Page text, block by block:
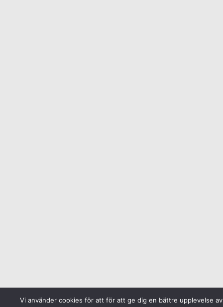
Vi använder cookies för att för att ge dig en bättre upplevelse